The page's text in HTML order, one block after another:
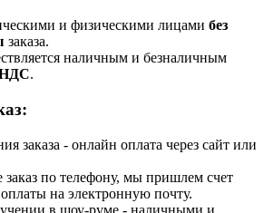
и физическими лицами без
заказа.
наличным и безналичным
.
заказа - онлайн оплата через сайт или
заказ по телефону, мы пришлем счет
на электронную почту.
в шоу-руме - наличными и